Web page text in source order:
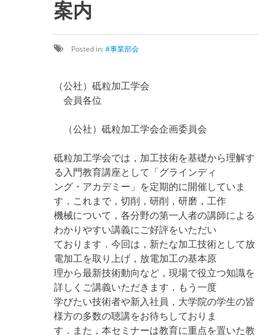
案内
Posted in: 事業部会
（公社）砥粒加工学会
会員各位
（公社）砥粒加工学会企画委員会
砥粒加工学会では，加工技術を基礎から理解す
る入門教育講座として「グラインディ
ング・アカデミー」を定期的に開催していま
す．これまで，切削，研削，研磨，工作
機械について，各分野の第一人者の講師による
わかりやすい講義にご好評をいただい
ております．今回は，新たな加工技術として放
電加工を取り上げ，放電加工の基本原
理から最新技術動向など，現場で役立つ知識を
詳しくご講義いただきます．もう一度
学びたい技術者や新入社員，大学院の学生の皆
様方の多数の聴講をお待ちしておりま
す．また，本セミナーは教育に重点を置いた教